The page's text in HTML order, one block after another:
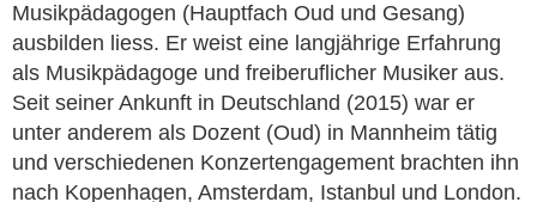
Musikpädagogen (Hauptfach Oud und Gesang)
ausbilden liess. Er weist eine langjährige Erfahrung
als Musikpädagoge und freiberuflicher Musiker aus.
Seit seiner Ankunft in Deutschland (2015) war er
unter anderem als Dozent (Oud) in Mannheim tätig
und verschiedenen Konzertengagement brachten ihn
nach Kopenhagen, Amsterdam, Istanbul und London.